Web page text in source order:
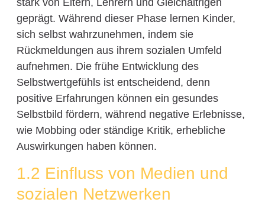
geprägt. Während dieser Phase lernen Kinder,
sich selbst wahrzunehmen, indem sie
Rückmeldungen aus ihrem sozialen Umfeld
aufnehmen. Die frühe Entwicklung des
Selbstwertgefühls ist entscheidend, denn
positive Erfahrungen können ein gesundes
Selbstbild fördern, während negative Erlebnisse,
wie Mobbing oder ständige Kritik, erhebliche
Auswirkungen haben können.
1.2 Einfluss von Medien und
sozialen Netzwerken